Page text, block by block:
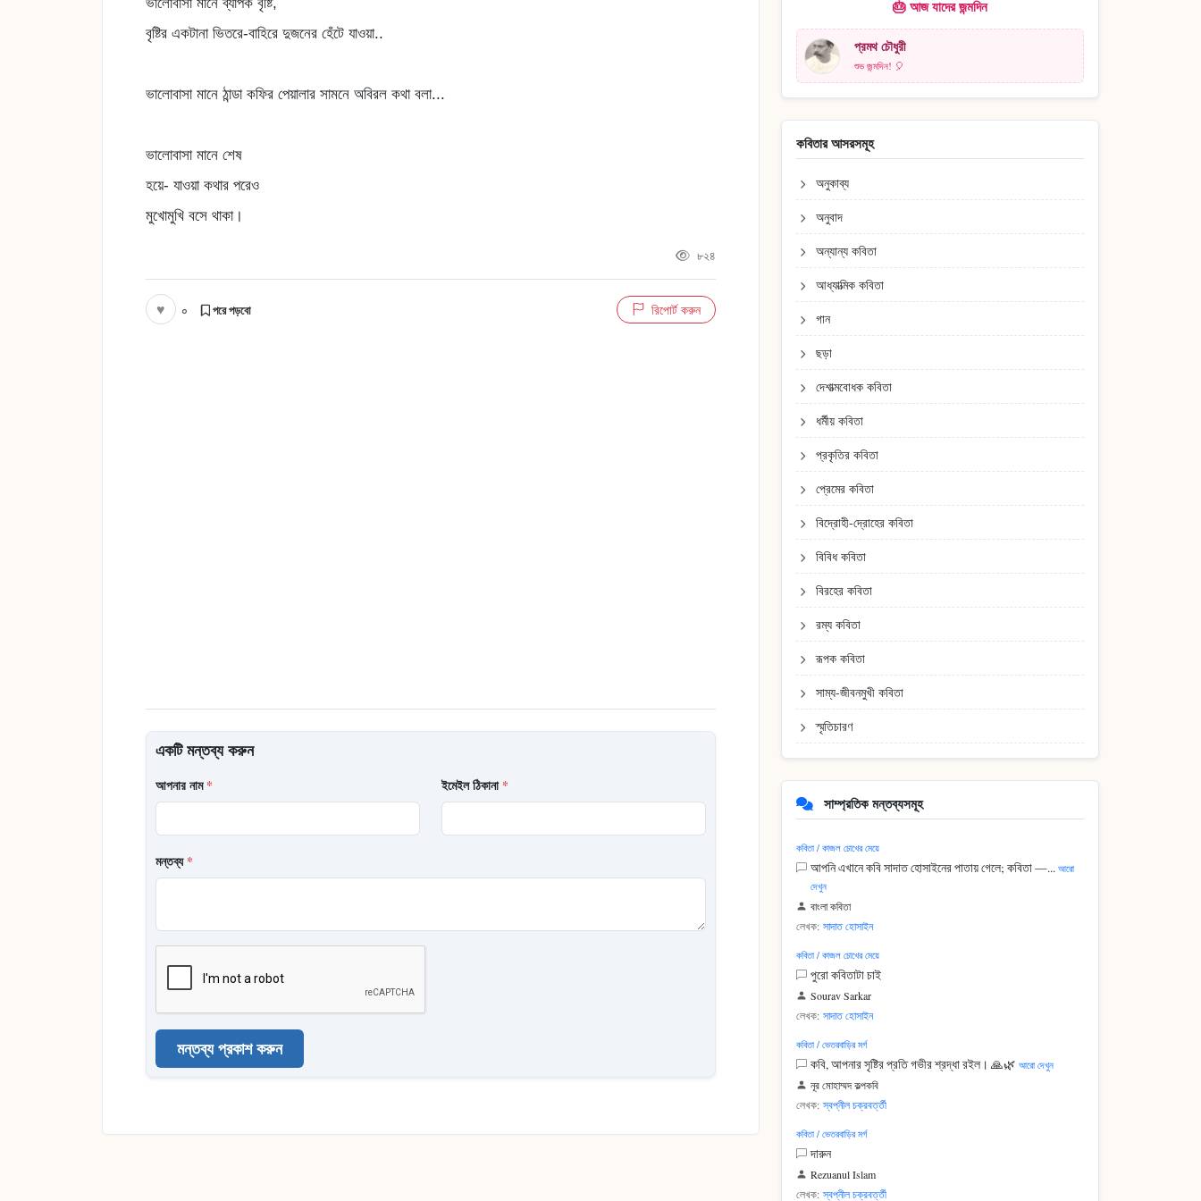
বৃষ্টির একটানা ভিতরে-বাহিরে দুজনের হেঁটে যাওয়া..
ভালোবাসা মানে ঠান্ডা কফির পেয়ালার সামনে অবিরল কথা বলা...
ভালোবাসা মানে শেষ
হয়ে- যাওয়া কথার পরেও
মুখোমুখি বসে থাকা।
৮২৪
♥ ০ পরে পড়বো রিপোর্ট করুন
একটি মন্তব্য করুন
আপনার নাম* ইমেইল ঠিকানা*
মন্তব্য*
মন্তব্য প্রকাশ করুন
🎂 আজ যাদের জন্মদিন
প্রমথ চৌধুরী
শুভ জন্মদিন! 🎈
কবিতার আসরসমূহ
অনুকাব্য
অনুবাদ
অন্যান্য কবিতা
আধ্যাত্মিক কবিতা
গান
ছড়া
দেশাত্মবোধক কবিতা
ধর্মীয় কবিতা
প্রকৃতির কবিতা
প্রেমের কবিতা
বিদ্রোহী-দ্রোহের কবিতা
বিবিধ কবিতা
বিরহের কবিতা
রম্য কবিতা
রূপক কবিতা
সাম্য-জীবনমুখী কবিতা
স্মৃতিচারণ
সাম্প্রতিক মন্তব্যসমূহ
কবিতা / কাজল চোখের মেয়ে
আপনি এখানে কবি সাদাত হোসাইনের পাতায় গেলে; কবিতা —... আরো
দেখুন
বাংলা কবিতা
লেখক: সাদাত হোসাইন
কবিতা / কাজল চোখের মেয়ে
পুরো কবিতাটা চাই
Sourav Sarkar
লেখক: সাদাত হোসাইন
কবিতা / ভেতরবাড়ির মর্গ
কবি, আপনার সৃষ্টির প্রতি গভীর শ্রদ্ধা রইল। 🙏🌿 আরো দেখুন
নূর মোহাম্মদ কল্পকবি
লেখক: স্বপ্নীল চক্রবর্ত্তী
কবিতা / ভেতরবাড়ির মর্গ
দারুন
Rezuanul Islam
লেখক: স্বপ্নীল চক্রবর্ত্তী